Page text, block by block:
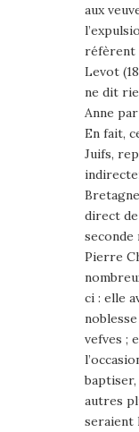
aux
réfèrent
Levot
ne dit
Anne
En fait,
Juifs,
direct
seconde
Pierre
ci : elle
vefves ;
autres
seraient